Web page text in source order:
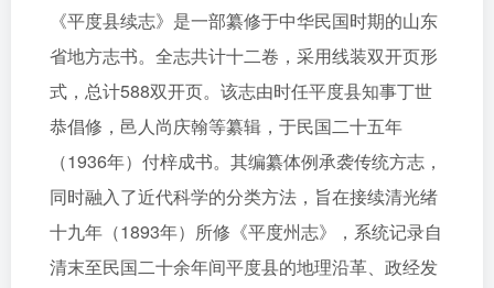
《平度县续志》是一部纂修于中华民国时期的山东
省地方志书。全志共计十二卷，采用线装双开页形
式，总计588双开页。该志由时任平度县知事丁世
恭倡修，邑人尚庆翰等纂辑，于民国二十五年
（1936年）付梓成书。其编纂体例承袭传统方志，
同时融入了近代科学的分类方法，旨在接续清光绪
十九年（1893年）所修《平度州志》，系统记录自
清末至民国二十余年间平度县的地理沿革、政经发